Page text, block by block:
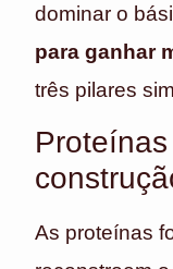
dominar o
para ganhar
três pilares
As proteínas